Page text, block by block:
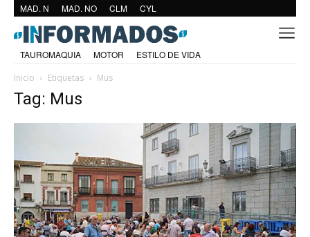
MAD. N MAD. NO CLM CYL
TAUROMAQUIA MOTOR
ESTILO DE VIDA
Inicio
Etiquetas Mus
Tag: Mus